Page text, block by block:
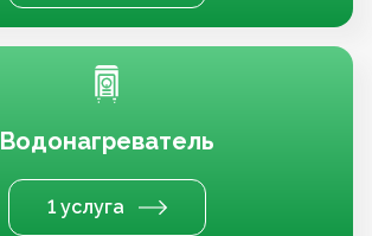
Водонагреватель
1 услуга